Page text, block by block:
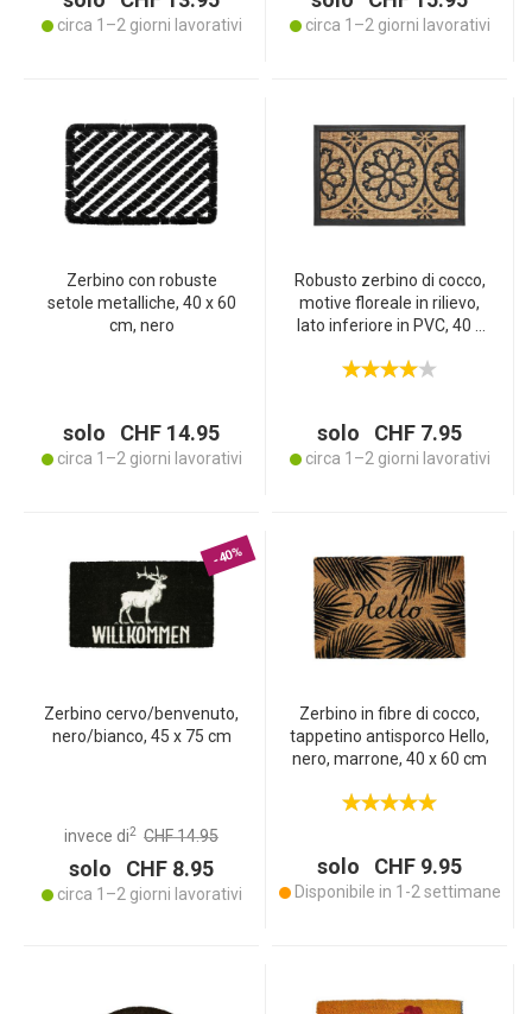
circa 1–2 giorni lavorativi circa 1–2 giorni lavorativi
Zerbino con robuste
setole metalliche, 40 x 60
cm, nero
solo CHF 14.95
circa 1–2 giorni lavorativi
Robusto zerbino di cocco,
motive floreale in rilievo,
lato inferiore in PVC, 40 x
solo CHF 7.95
circa 1–2 giorni lavorativi
-40%
Zerbino cervo/benvenuto,
nero/bianco, 45 x 75 cm
invece di2 CHF 14.95
solo CHF 8.95
circa 1–2 giorni lavorativi
Zerbino in fibre di cocco,
tappetino antisporco Hello,
nero, marrone, 40 x 60 cm
solo CHF 9.95
Disponibile in 1-2 settimane